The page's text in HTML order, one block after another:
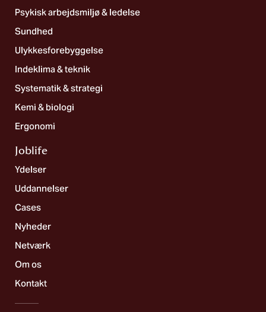
Psykisk arbejdsmiljø & ledelse
Sundhed
Ulykkesforebyggelse
Indeklima & teknik
Systematik & strategi
Kemi & biologi
Ergonomi
Joblife​
Ydelser
Uddannelser
Cases
Nyheder
Netværk
Om os
Kontakt